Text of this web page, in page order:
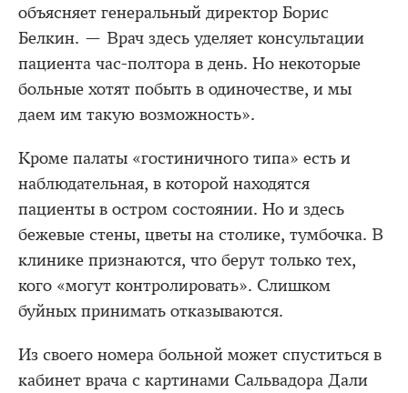
объясняет генеральный директор Борис
Белкин. — Врач здесь уделяет консультации
пациента час-полтора в день. Но некоторые
больные хотят побыть в одиночестве, и мы
даем им такую возможность».
Кроме палаты «гостиничного типа» есть и
наблюдательная, в которой находятся
пациенты в остром состоянии. Но и здесь
бежевые стены, цветы на столике, тумбочка. В
клинике признаются, что берут только тех,
кого «могут контролировать». Слишком
буйных принимать отказываются.
Из своего номера больной может спуститься в
кабинет врача с картинами Сальвадора Дали